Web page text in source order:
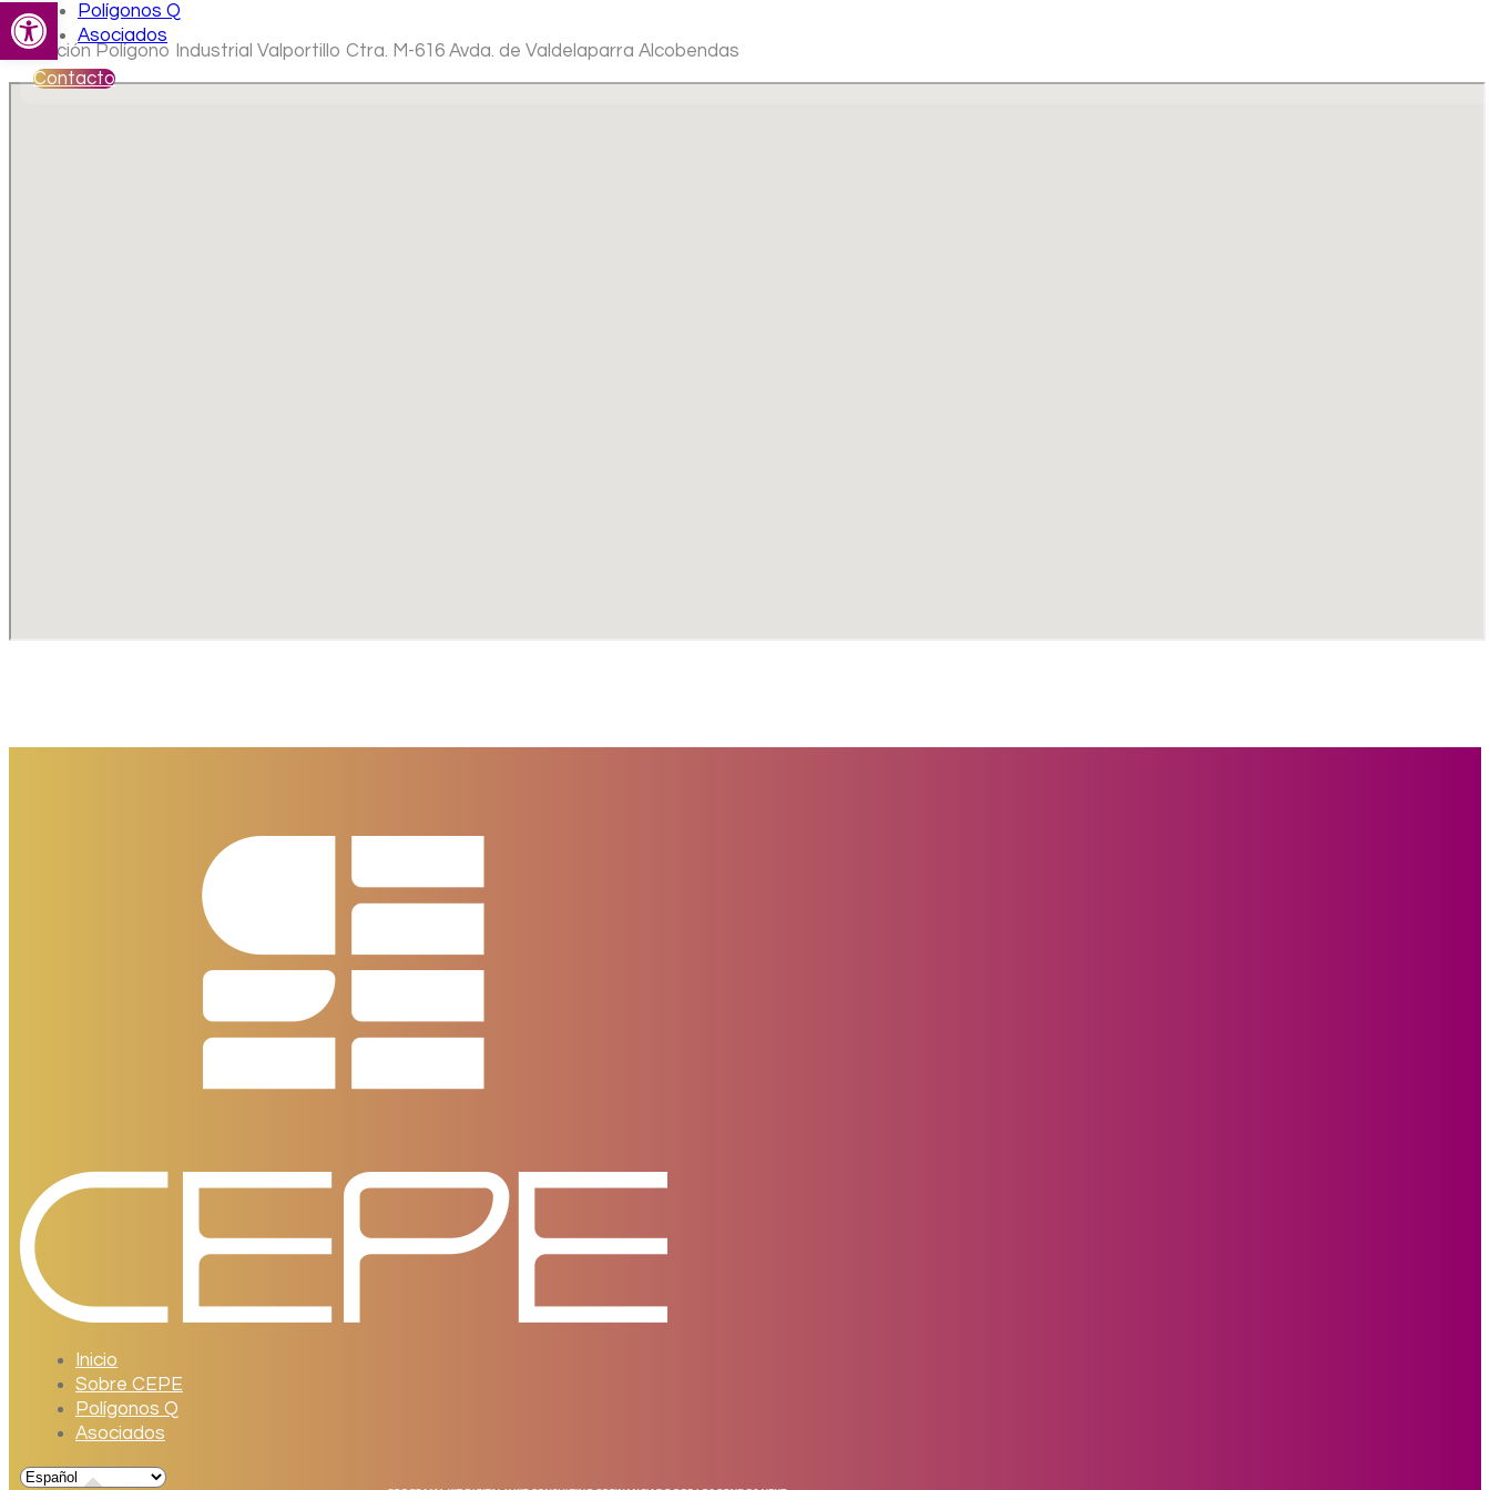
Abrir barra de herramientas
Polígonos Q
Asociados
Contacto
Ubicación Polígono Industrial Valportillo Ctra. M-616 Avda. de Valdelaparra Alcobendas
Inicio
Sobre CEPE
Polígonos Q
Asociados